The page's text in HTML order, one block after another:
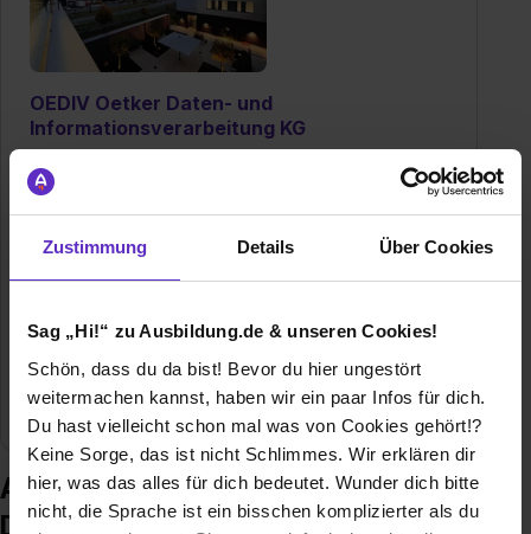
Zustimmung Details Über Cookies
Sag „Hi!“ zu Ausbildung.de & unseren Cookies!
Schön, dass du da bist! Bevor du hier ungestört
weitermachen kannst, haben wir ein paar Infos für dich.
Du hast vielleicht schon mal was von Cookies gehört!?
Keine Sorge, das ist nicht Schlimmes. Wir erklären dir
hier, was das alles für dich bedeutet. Wunder dich bitte
nicht, die Sprache ist ein bisschen komplizierter als du
OEDIV Oetker Daten- und
Informationsverarbeitung KG
33719 Bielefeld
+49 521 26050-998
E-Mail anzeigen
Branche IT / EDV
Ausbildung bei OEDIV Oetker
Daten- und